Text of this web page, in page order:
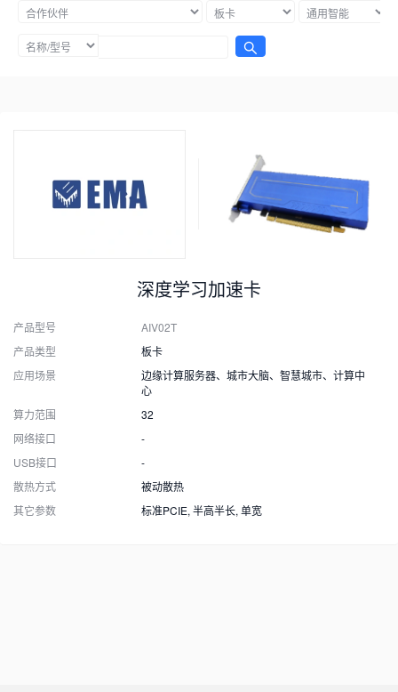
深度学习加速卡
产品型号
AIV02T
产品类型
板卡
应用场景
边缘计算服务器、城市大脑、智慧城市、计算中
心
算力范围
32
网络接口
-
USB接口
-
散热方式
被动散热
其它参数
标准PCIE, 半高半长, 单宽